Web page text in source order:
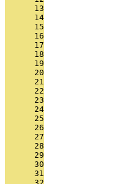
      13
      14
      15
      16
      17
      18
      19
      20
      21
      22
      23
      24
      25
      26
      27
      28
      29
      30
      31